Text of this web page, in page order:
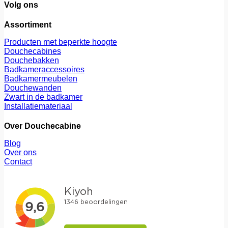
Volg ons
Assortiment
Producten met beperkte hoogte
Douchecabines
Douchebakken
Badkameraccessoires
Badkamermeubelen
Douchewanden
Zwart in de badkamer
Installatiemateriaal
Over Douchecabine
Blog
Over ons
Contact